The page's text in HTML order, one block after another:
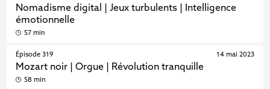
Nomadisme digital | Jeux turbulents | Intelligence
émotionnelle
57 min
Épisode 319
Mozart noir | Orgue | Révolution tranquille
14 mai 2023
58 min